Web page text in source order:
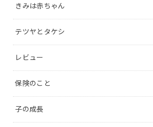
きみは赤ちゃん
テツヤとタケシ
レビュー
保険のこと
子の成長